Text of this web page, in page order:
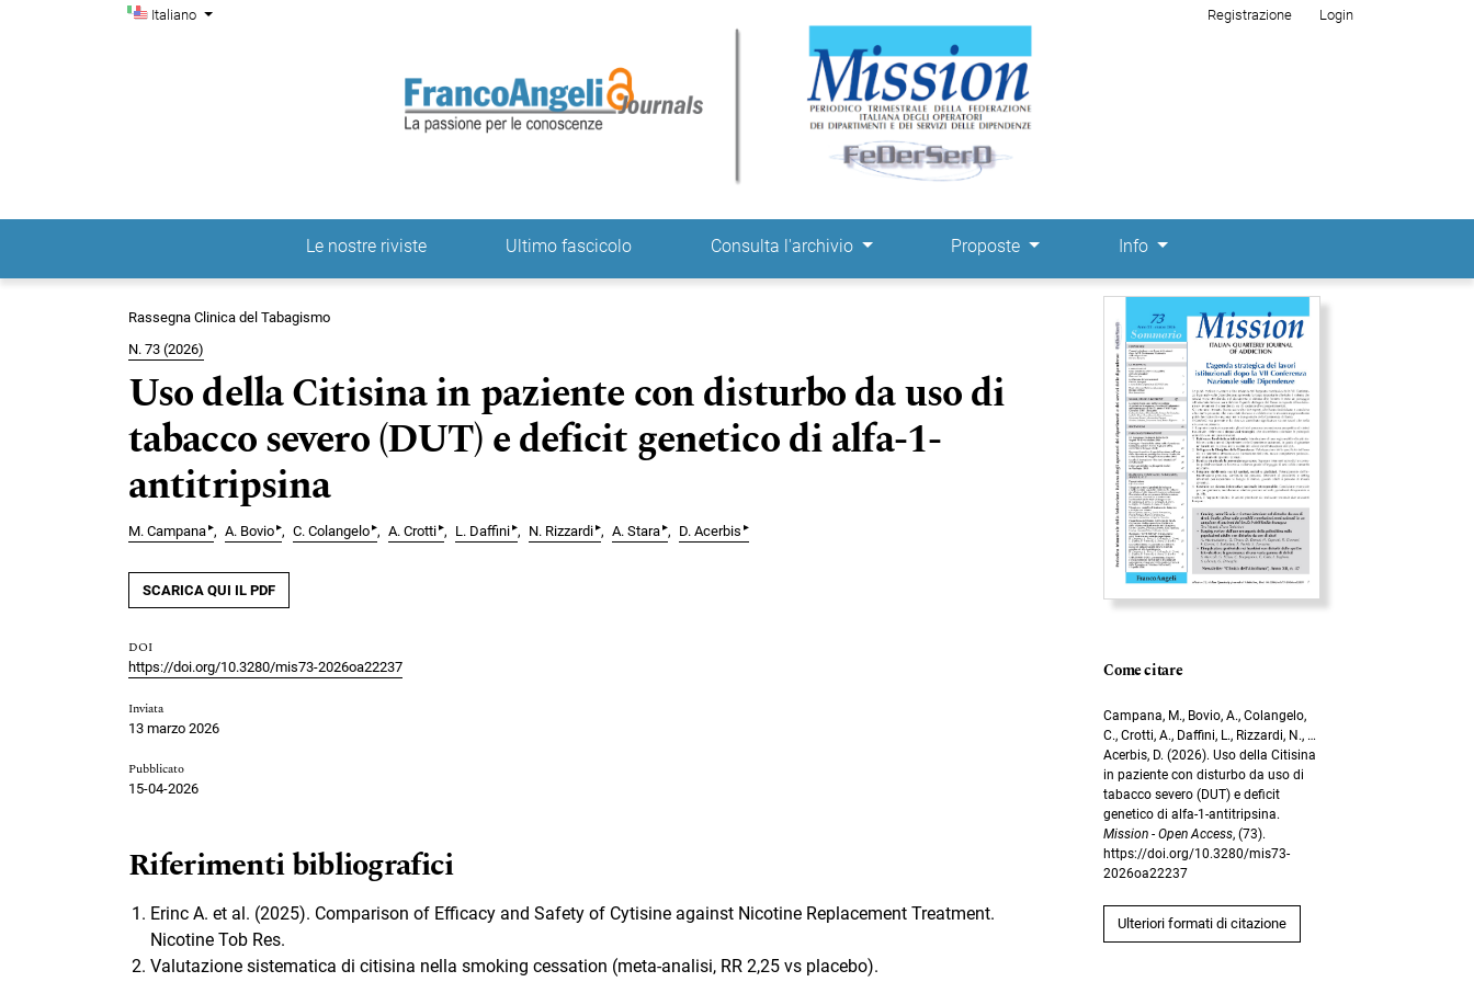
Salta al menu principale di navigazione
Salta al contenuto principale
Salta al piè di pagina del sitoCambia la lingua. La lingua corrente è:
Italiano
Menu di amministrazione Registrazione Login
Menu principale Le nostre riviste Ultimo fascicolo Consulta l'archivio Proposte Info
Rassegna Clinica del Tabagismo
N. 73 (2026)
Uso della Citisina in paziente con disturbo da uso di
tabacco severo (DUT) e deficit genetico di alfa-1-
antitripsina
M. Campana▸ A. Bovio▸ C. Colangelo▸ A. Crotti▸ L. Daffini▸ N. Rizzardi▸ A. Stara▸ D. Acerbis ▸
SCARICA QUI IL PDF
DOI
https://doi.org/10.3280/mis73-2026oa22237
Inviata
13 marzo 2026
Pubblicato
15-04-2026
Riferimenti bibliografici
Erinc A. et al. (2025). Comparison of Efficacy and Safety of Cytisine against Nicotine Replacement Treatment.
Nicotine Tob Res.
Valutazione sistematica di citisina nella smoking cessation (meta-analisi, RR 2,25 vs placebo).
Immagine di copertina
Come citare
Campana, M., Bovio, A., Colangelo,
C., Crotti, A., Daffini, L., Rizzardi, N., …
Acerbis, D. (2026). Uso della Citisina
in paziente con disturbo da uso di
tabacco severo (DUT) e deficit
genetico di alfa-1-antitripsina.
Mission - Open Access, (73).
https://doi.org/10.3280/mis73-
2026oa22237
Ulteriori formati di citazione